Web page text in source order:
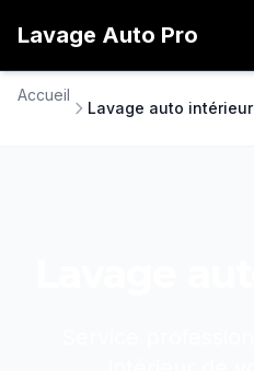
Lavage Auto Pro
Accueil
Lavage auto intérieur